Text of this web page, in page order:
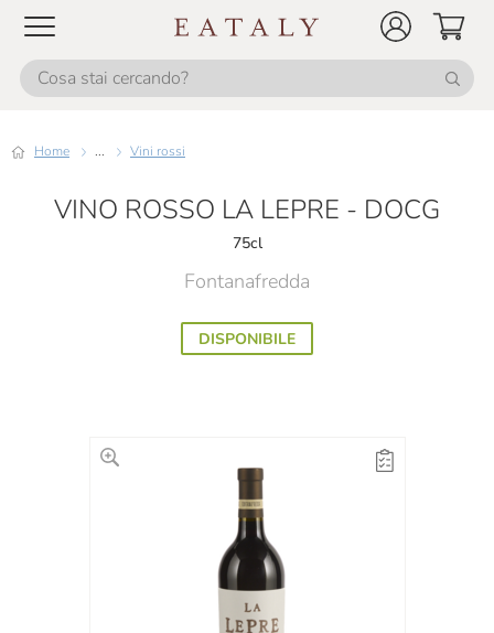
Home ... Vini rossi
VINO ROSSO LA LEPRE - DOCG
75cl
Fontanafredda
DISPONIBILE